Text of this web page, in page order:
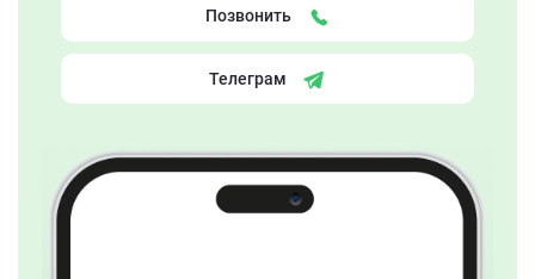
Позвонить
Телеграм